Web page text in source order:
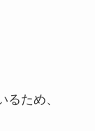
るため、